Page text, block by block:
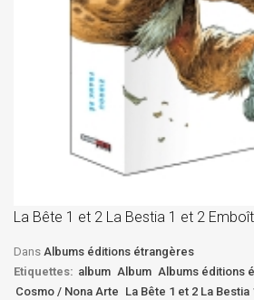
La Bête 1 et 2 La Bestia 1 et 2
Dans Albums éditions étrangères
Etiquettes: album Album Albums éditions
Cosmo / Nona Arte La Bête 1 et 2 La